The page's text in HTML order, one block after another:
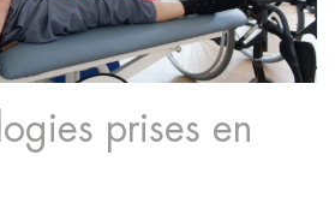
prises en